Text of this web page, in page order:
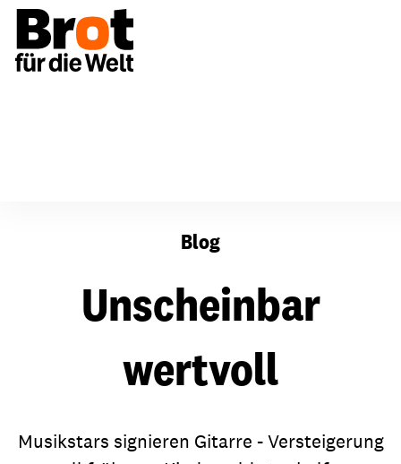
Blog
Unscheinbar
wertvoll
Musikstars signieren Gitarre - Versteigerung